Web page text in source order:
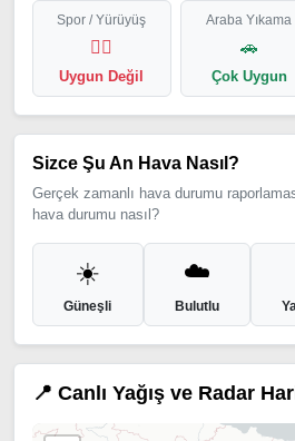
Spor / Yürüyüş
🏃‍♂️
Uygun Değil
Araba Yıkama
🚗
Çok Uygun
Sizce Şu An Hava Nasıl?
Gerçek zamanlı hava durumu
hava durumu nasıl?
☀️
Güneşli
☁️
Bulutlu
📍 Canlı Yağış ve Radar